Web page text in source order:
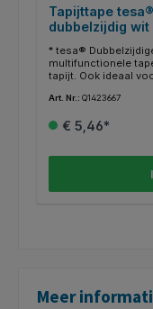
Tapijttape
dubbelzijdig wit
* tesa®
multifunctionele
tapijt. Ook ideaal
vloerbedekkingtape.
handwerk en
bevestiging, ideaal
sterke kleefkracht
Art. Nr.: Q1423667
€ 5,46*
Meer